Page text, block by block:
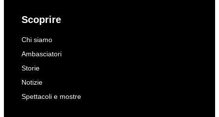
Scoprire
Chi siamo
Ambasciatori
Storie
Notizie
Spettacoli e mostre